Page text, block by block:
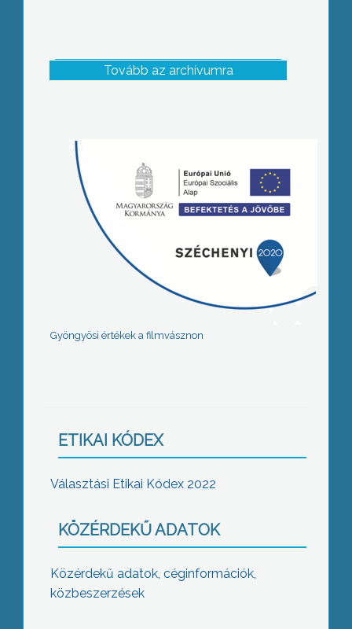
Tovább az archívumra
Gyöngyösi értékek a filmvásznon
ETIKAI KÓDEX
Választási Etikai Kódex 2022
KÖZÉRDEKŰ ADATOK
Közérdekű adatok, céginformációk,
közbeszerzések